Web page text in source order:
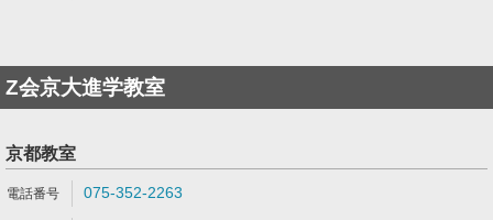
Z会京大進学教室
京都教室
075-352-2263